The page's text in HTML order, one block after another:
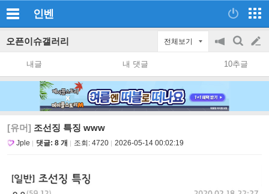
인벤
오픈이슈갤러리 전체보기
공
지
on/off
검
색
글
쓰
내글 내 댓글 10추글
[유머] 조선징 특징 www
Jple 댓글: 8 개 조회: 4720 2026-05-14 00:02:19